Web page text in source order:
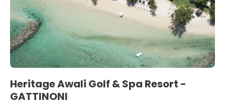
Heritage Awali Golf & Spa Resort -
GATTINONI